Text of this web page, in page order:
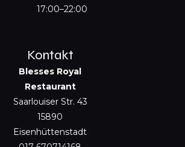
17:00–22:00
Kontakt
Blesses Royal
Restaurant
Saarlouiser Str. 43
15890
Eisenhüttenstadt